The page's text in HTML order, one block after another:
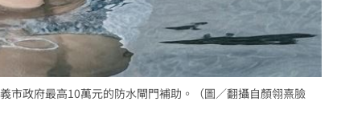
市政府最高10萬元的防水閘門補助。（圖／翻攝自顏翎熹臉